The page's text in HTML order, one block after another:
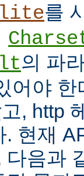
를
의 파
어야
, http
. 현재
음과